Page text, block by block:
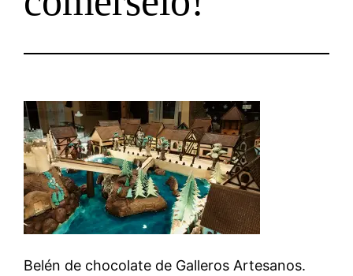
Belén de chocolate de Galleros Artesanos.